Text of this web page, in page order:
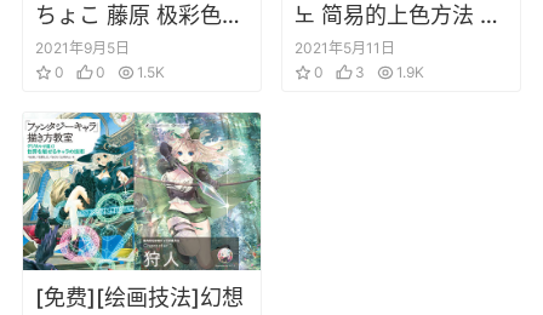
ちょこ 藤原 极彩色的
魔术师 藤原CG插画绘
制技法 中文
2021年9月5日
0
0 1.5K
노 简易的上色方法 친
절한_컬러링
2021年5月11日
0
3 1.9K
[免费][绘画技法]幻想